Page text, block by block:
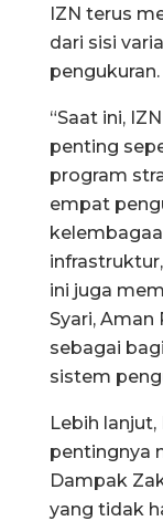
IZN terus
dari sisi
pengukuran.
“Saat ini,
penting
program
empat
ini juga
Syari, Aman
sebagai
sistem
Lebih
pentingnya
Dampak
yang tidak